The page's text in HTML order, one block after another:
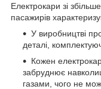
Електрокари зі
пасажирів
У виробництві
деталі,
Кожен
забруднює
газами, чого не